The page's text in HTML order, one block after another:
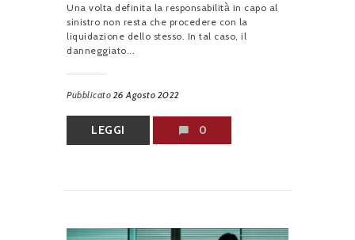
Una volta definita la responsabilità̀ in capo al
sinistro non resta che procedere con la
liquidazione dello stesso. In tal caso, il
danneggiato...
Pubblicato 26 Agosto 2022
LEGGI 0